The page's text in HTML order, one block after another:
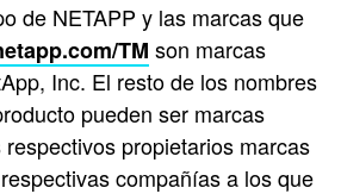
de NETAPP y las marcas que
TM son marcas
Inc. El resto de los nombres
pueden ser marcas
propietarios marcas
compañías a los que